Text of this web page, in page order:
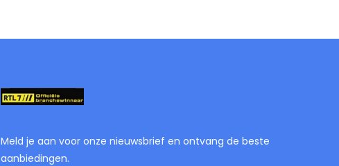
Meld je aan voor onze nieuwsbrief en ontvang de beste
aanbiedingen.